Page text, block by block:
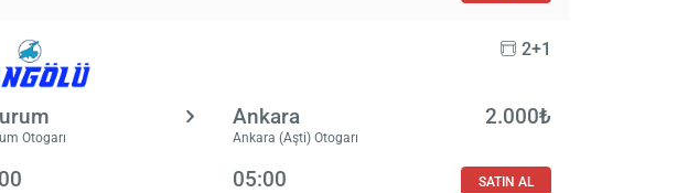
2+1
Otogarı
Ankara
Ankara (Aşti) Otogarı
2.000₺
05:00 SATIN AL